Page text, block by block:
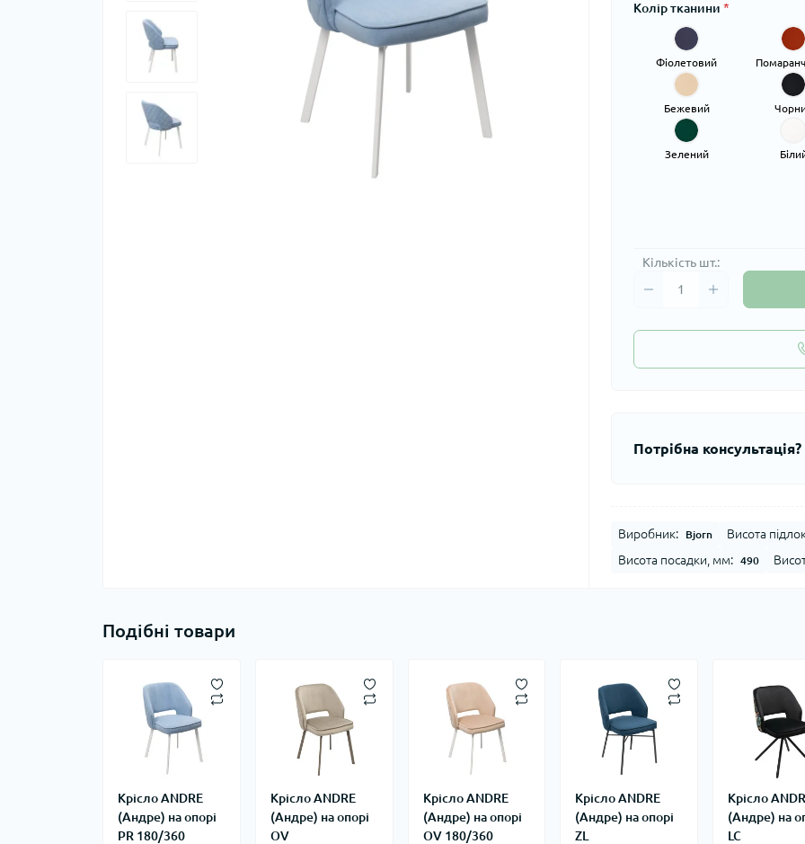
Колір тканини *
Фіолетовий
Бежевий
Зелений
Кількість шт.:
Потрібна
Виробник: Bjorn
Висота
Висота посадки, мм:
490
Подібні товари
Крісло ANDRE
(Андре) на опорі
PR 180/360
Крісло ANDRE
(Андре) на опорі
OV
Крісло ANDRE
(Андре) на опорі
OV 180/360
Крісло ANDRE
(Андре) на опорі
ZL
Крісло
(Андре) на
LC